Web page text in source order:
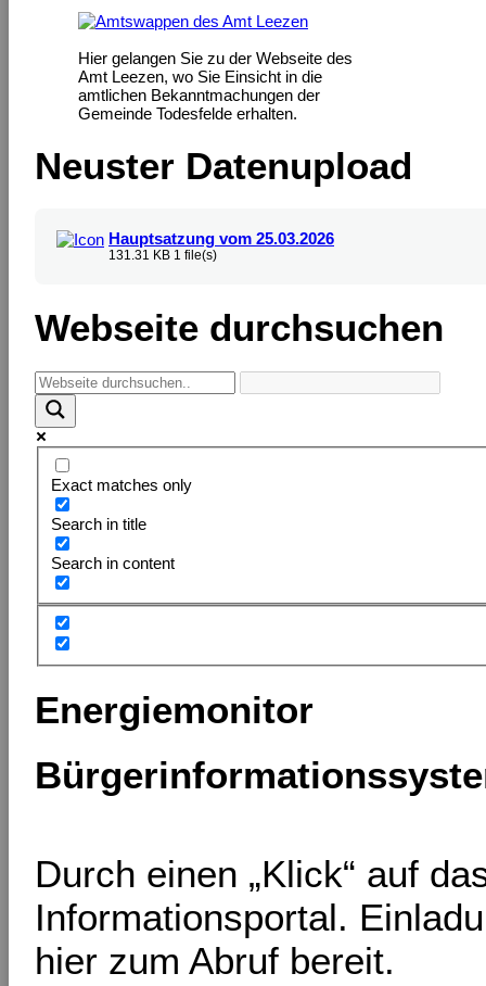
Hier gelangen Sie zu der Webseite des
Amt Leezen, wo Sie Einsicht in die
amtlichen Bekanntmachungen der
Gemeinde Todesfelde erhalten.
Neuster Datenupload
Hauptsatzung vom 25.03.2026
131.31 KB 1 file(s)
Webseite durchsuchen
Exact matches only
Search in title
Search in content
Energiemonitor
Durch einen „Klick“ auf
Informationsportal.
hier zum Abruf bereit.